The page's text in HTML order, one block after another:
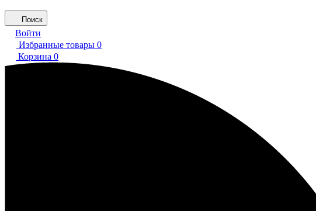
Поиск
Войти
Избранные товары 0
Корзина 0